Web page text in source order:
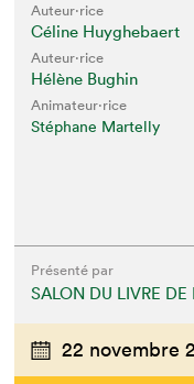
Auteur·rice
Céline Huyghebaert
Auteur·rice
Hélène Bughin
Animateur⋅rice
Stéphane Martelly
Présenté par
SALON DU LIVRE
22 novembre